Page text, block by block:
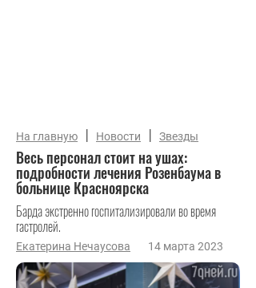
На главную | Новости | Звезды
Весь персонал стоит на ушах:
подробности лечения Розенбаума в
больнице Красноярска
Барда экстренно госпитализировали во время
гастролей.
Екатерина Нечаусова 14 марта 2023